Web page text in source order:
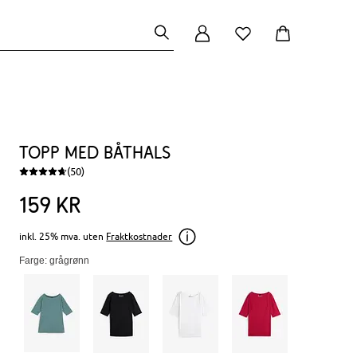
Topp med båthals
(50)
159 kr
inkl. 25% mva. uten Fraktkostnader
Farge: grågrønn